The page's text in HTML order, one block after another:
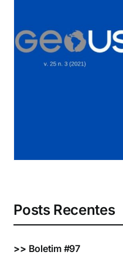
Comunicação
Posts Recentes
>> Boletim #97